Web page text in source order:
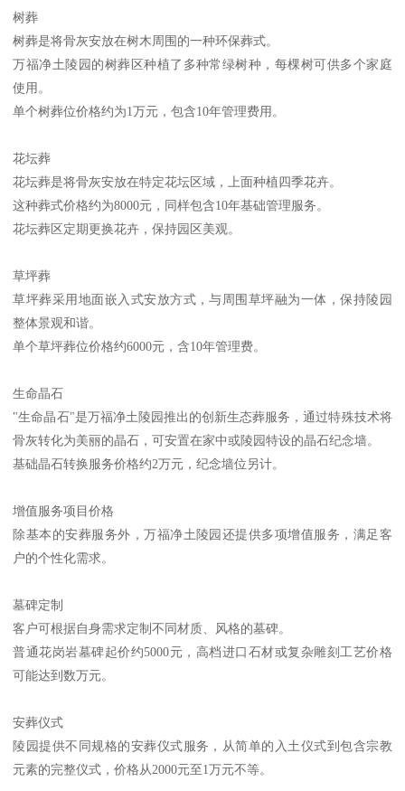
树葬
树葬是将骨灰安放在树木周围的一种环保葬式。
万福净土陵园的树葬区种植了多种常绿树种，每棵树可供多个家庭
使用。
单个树葬位价格约为1万元，包含10年管理费用。
花坛葬
花坛葬是将骨灰安放在特定花坛区域，上面种植四季花卉。
这种葬式价格约为8000元，同样包含10年基础管理服务。
花坛葬区定期更换花卉，保持园区美观。
草坪葬
草坪葬采用地面嵌入式安放方式，与周围草坪融为一体，保持陵园
整体景观和谐。
单个草坪葬位价格约6000元，含10年管理费。
生命晶石
"生命晶石"是万福净土陵园推出的创新生态葬服务，通过特殊技术将
骨灰转化为美丽的晶石，可安置在家中或陵园特设的晶石纪念墙。
基础晶石转换服务价格约2万元，纪念墙位另计。
增值服务项目价格
除基本的安葬服务外，万福净土陵园还提供多项增值服务，满足客
户的个性化需求。
墓碑定制
客户可根据自身需求定制不同材质、风格的墓碑。
普通花岗岩墓碑起价约5000元，高档进口石材或复杂雕刻工艺价格
可能达到数万元。
安葬仪式
陵园提供不同规格的安葬仪式服务，从简单的入土仪式到包含宗教
元素的完整仪式，价格从2000元至1万元不等。